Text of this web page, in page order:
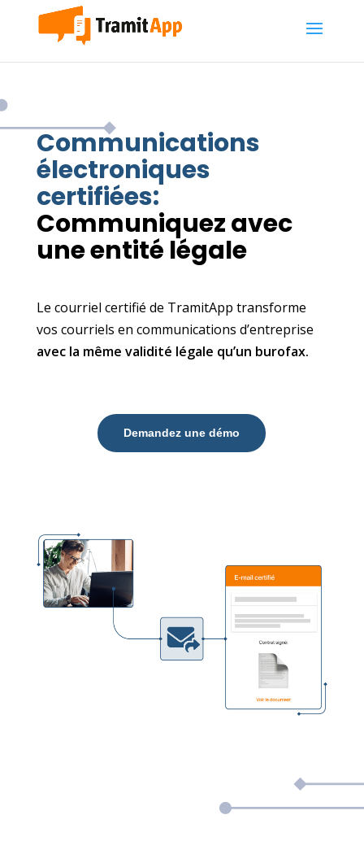
Communications
électroniques
certifiées:
Communiquez avec
une entité légale
Le courriel certifié de TramitApp transforme
vos courriels en communications d’entreprise
avec la même validité légale qu’un burofax.
Demandez une démo